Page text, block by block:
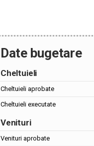
Date bugetare
Cheltuieli
Cheltuieli aprobate
Cheltuieli executate
Venituri
Venituri aprobate